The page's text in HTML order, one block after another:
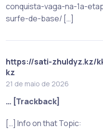
conquista-vaga-na-1a-
surfe-de-base/ […]
https://sati-zhuldyz.kz/
kz
21 de maio de 2026
… [Trackback]
[…] Info on that Topic: